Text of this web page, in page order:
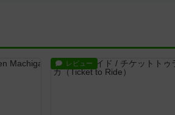
レビュー